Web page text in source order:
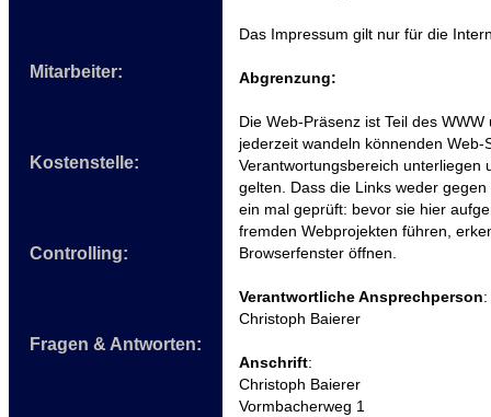
Mitarbeiter:
Kostenstelle:
Controlling:
Fragen & Antworten:
Das Impressum gilt nur für die
Abgrenzung:
Die Web-Präsenz ist Teil des
jederzeit wandeln könnenden
Verantwortungsbereich unterliegen
gelten. Dass die Links weder
ein mal geprüft: bevor sie hier
fremden Webprojekten führen,
Browserfenster öffnen.
Verantwortliche Ansprechperson:
Christoph Baierer
Anschrift:
Christoph Baierer
Vormbacherweg 1